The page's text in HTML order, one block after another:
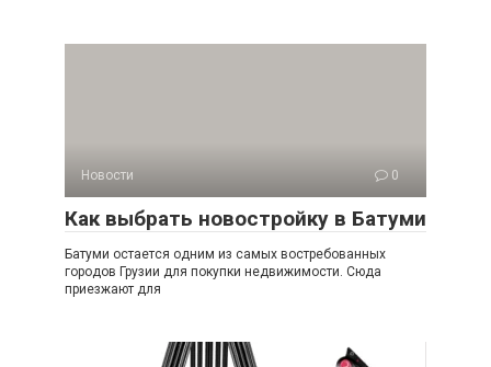
Новости 0
Как выбрать новостройку в Батуми
Батуми остается одним из самых востребованных
городов Грузии для покупки недвижимости. Сюда
приезжают для